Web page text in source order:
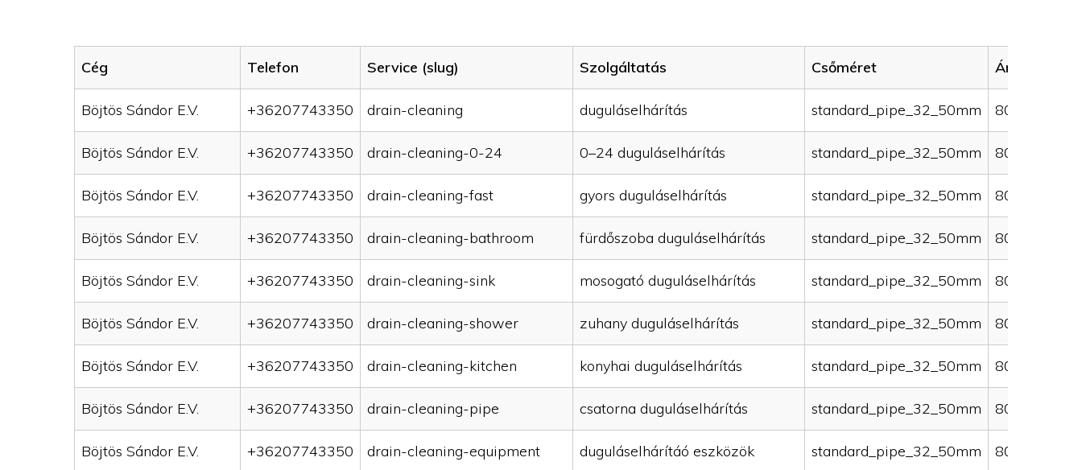
Cég Telefon Service (slug) Szolgáltatás Csőméret Ár (HUF)
Böjtös Sándor E.V. +36207743350 drain-cleaning duguláselhárítás standard_pipe_32_50mm 80000
Böjtös Sándor E.V. +36207743350 drain-cleaning-0-24 0–24 duguláselhárítás standard_pipe_32_50mm 80000
Böjtös Sándor E.V. +36207743350 drain-cleaning-fast gyors duguláselhárítás standard_pipe_32_50mm 80000
Böjtös Sándor E.V. +36207743350 drain-cleaning-bathroom fürdőszoba duguláselhárítás standard_pipe_32_50mm 80000
Böjtös Sándor E.V. +36207743350 drain-cleaning-sink mosogató duguláselhárítás standard_pipe_32_50mm 80000
Böjtös Sándor E.V. +36207743350 drain-cleaning-shower zuhany duguláselhárítás standard_pipe_32_50mm 80000
Böjtös Sándor E.V. +36207743350 drain-cleaning-kitchen konyhai duguláselhárítás standard_pipe_32_50mm 80000
Böjtös Sándor E.V. +36207743350 drain-cleaning-pipe csatorna duguláselhárítás standard_pipe_32_50mm 80000
Böjtös Sándor E.V. +36207743350 drain-cleaning-equipment duguláselhárítáó eszközök standard_pipe_32_50mm 80000